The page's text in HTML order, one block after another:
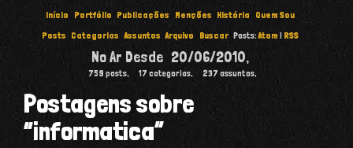
Início Portfólio Publicações Menções História
Quem Sou
Posts Categorias Assuntos Arquivo Buscar Posts:Atom | RSS
No Ar Desde 20/06/2010,
759 posts, 17 categorias, 237 assuntos,
Postagens sobre
“informatica”